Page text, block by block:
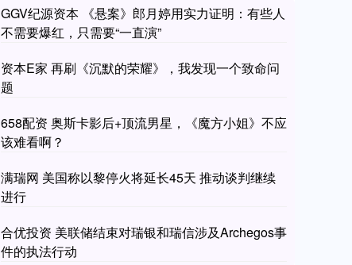
GGV纪源资本 《悬案》郎月婷用实力证明：有些人
不需要爆红，只需要“一直演”
资本E家 再刷《沉默的荣耀》，我发现一个致命问
题
658配资 奥斯卡影后+顶流男星，《魔方小姐》不应
该难看啊？
满瑞网 美国称以黎停火将延长45天 推动谈判继续
进行
合优投资 美联储结束对瑞银和瑞信涉及Archegos事
件的执法行动